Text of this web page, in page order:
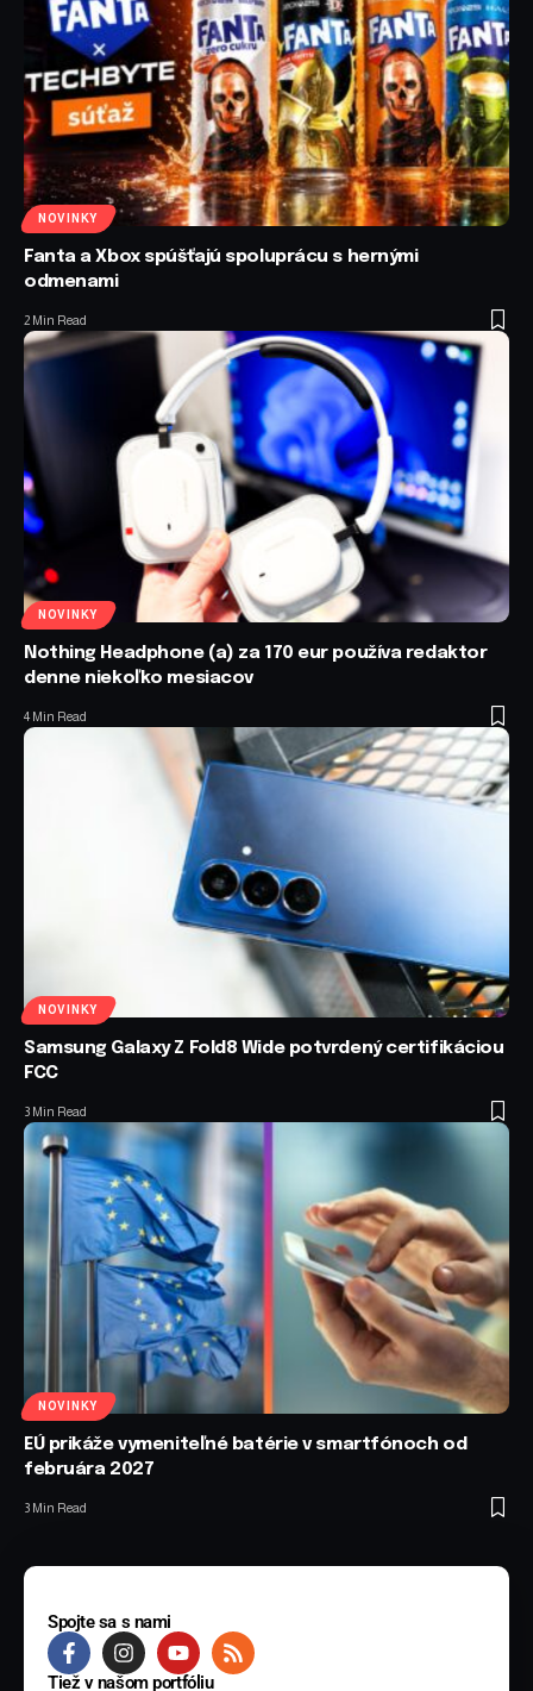
NOVINKY
Fanta a Xbox spúšťajú spoluprácu s hernými
odmenami
2 Min Read
NOVINKY
Nothing Headphone (a) za 170 eur používa redaktor
denne niekoľko mesiacov
4 Min Read
NOVINKY
Samsung Galaxy Z Fold8 Wide potvrdený certifikáciou
FCC
3 Min Read
NOVINKY
EÚ prikáže vymeniteľné batérie v smartfónoch od
februára 2027
3 Min Read
Spojte sa s nami
Tiež v našom portfóliu